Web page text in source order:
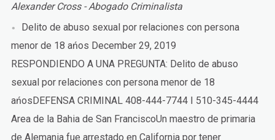
Alexander Cross - Abogado Criminalista
Delito de abuso sexual por relaciones con persona
menor de 18 ańos December 29, 2019
RESPONDIENDO A UNA PREGUNTA: Delito de abuso
sexual por relaciones con persona menor de 18
ańosDEFENSA CRIMINAL 408-444-7744 I 510-345-4444
Area de la Bahia de San FranciscoUn maestro de primaria
de Alemania fue arrestado en California por tener